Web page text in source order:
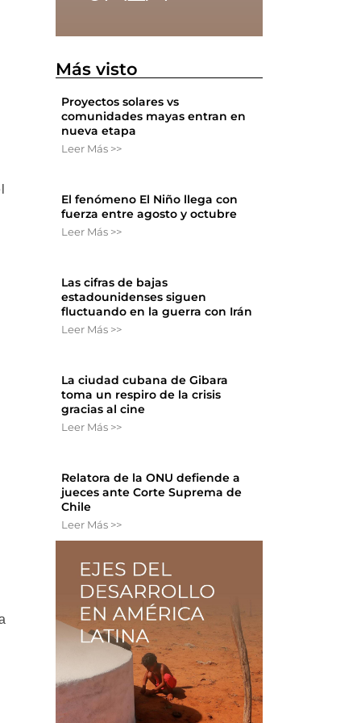
Más visto
Proyectos solares vs
comunidades mayas entran en
nueva etapa
Leer Más >>
El fenómeno El Niño llega con
fuerza entre agosto y octubre
Leer Más >>
Las cifras de bajas
estadounidenses siguen
fluctuando en la guerra con Irán
Leer Más >>
La ciudad cubana de Gibara
toma un respiro de la crisis
gracias al cine
Leer Más >>
Relatora de la ONU defiende a
jueces ante Corte Suprema de
Chile
Leer Más >>